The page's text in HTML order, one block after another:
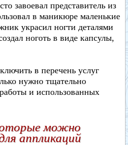
завоевал представитель из
в маникюре маленькие
украсил ногти деталями
ноготь в виде капсулы,
в перечень услуг
нужно тщательно
и использованных
можно
аппликаций